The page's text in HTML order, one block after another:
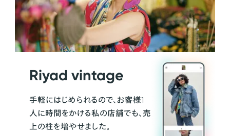
Riyad vintage
手軽にはじめられるので、お客様1
人に時間をかける私の店舗でも、売
上の柱を増やせました。